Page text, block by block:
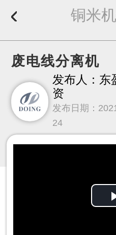
铜米
废电线分离机
发布人：东
资
发布日期：
24